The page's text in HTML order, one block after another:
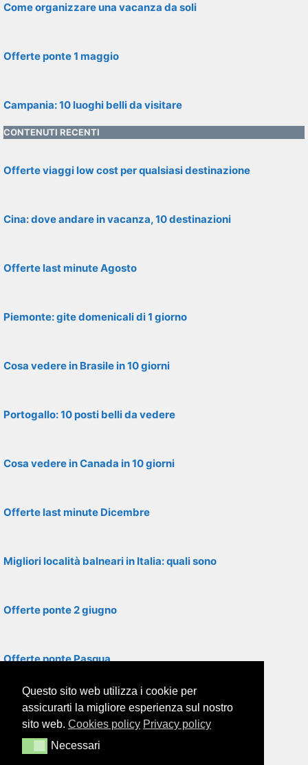
Come organizzare una vacanza da soli
Offerte ponte 1 maggio
Campania: 10 luoghi belli da visitare
CONTENUTI RECENTI
Offerte viaggi low cost per qualsiasi destinazione
Cina: dove andare in vacanza, 10 destinazioni
Offerte last minute Agosto
Piemonte: gite domenicali di 1 giorno
Cosa vedere in Brasile in 10 giorni
Portogallo: 10 posti belli da vedere
Cosa vedere in Canada in 10 giorni
Offerte last minute Dicembre
Migliori località balneari in Italia: quali sono
Offerte ponte 2 giugno
Offerte ponte Pasqua
Umbria: gite domenicali di 1 giorno
Veneto: gite domenicali di 1 giorno
Questo sito web utilizza i cookie per
assicurarti la migliore esperienza sul nostro
sito web. Cookies policy Privacy policy
NecessariNecessari